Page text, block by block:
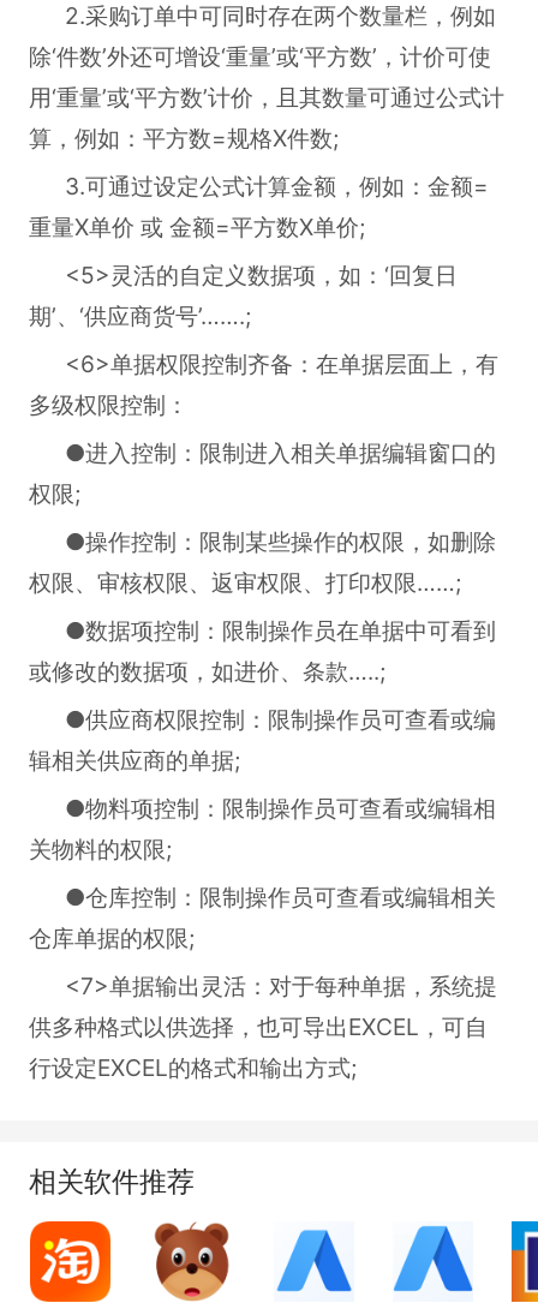
2.采购订单中可同时存在两个数量栏，例如
除‘件数’外还可增设‘重量’或‘平方数’，计价可使
用‘重量’或‘平方数’计价，且其数量可通过公式计
算，例如：平方数=规格X件数;
3.可通过设定公式计算金额，例如：金额=
重量X单价 或 金额=平方数X单价;
<5>灵活的自定义数据项，如：‘回复日
期’、‘供应商货号’…….;
<6>单据权限控制齐备：在单据层面上，有
多级权限控制：
●进入控制：限制进入相关单据编辑窗口的
权限;
●操作控制：限制某些操作的权限，如删除
权限、审核权限、返审权限、打印权限……;
●数据项控制：限制操作员在单据中可看到
或修改的数据项，如进价、条款…..;
●供应商权限控制：限制操作员可查看或编
辑相关供应商的单据;
●物料项控制：限制操作员可查看或编辑相
关物料的权限;
●仓库控制：限制操作员可查看或编辑相关
仓库单据的权限;
<7>单据输出灵活：对于每种单据，系统提
供多种格式以供选择，也可导出EXCEL，可自
行设定EXCEL的格式和输出方式;
相关软件推荐